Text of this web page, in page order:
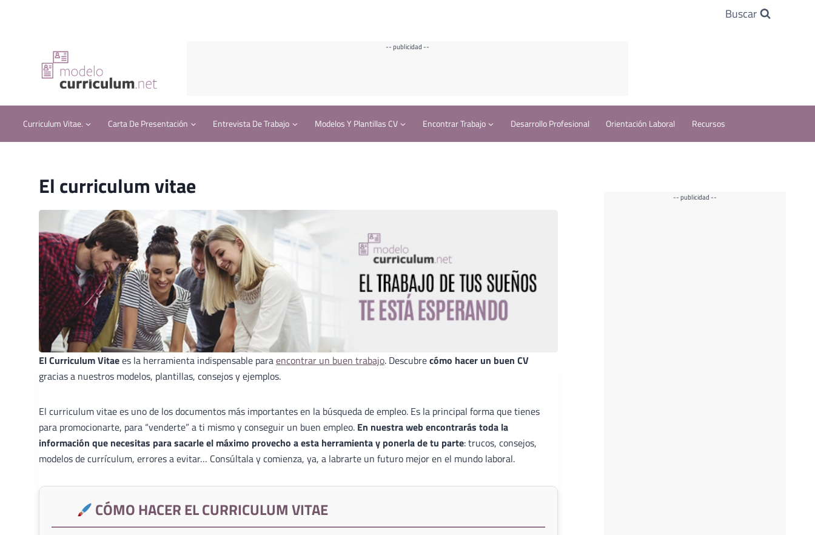
Buscar
-- publicidad --
Curriculum Vitae. Carta De Presentación Entrevista De Trabajo Modelos Y Plantillas CV Encontrar Trabajo Desarrollo Profesional Orientación Laboral Recursos
El curriculum vitae
El Curriculum Vitaees la herramienta indispensable paraencontrar un buen trabajo. Descubrecómo hacer un buen CV
gracias a nuestros modelos, plantillas, consejos y ejemplos.
El curriculum vitae es uno de los documentos más importantes en la búsqueda de empleo. Es la principal forma que tienes
para promocionarte, para “venderte” a ti mismo y conseguir un buen empleo. En nuestra web encontrarás toda la
información que necesitas para sacarle el máximo provecho a esta herramienta y ponerla de tu parte: trucos, consejos,
modelos de currículum, errores a evitar… Consúltala y comienza, ya, a labrarte un futuro mejor en el mundo laboral.
CÓMO HACER EL CURRICULUM VITAE
-- publicidad --